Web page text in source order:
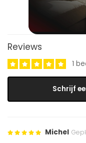
Reviews
1
Schrijf
Michel